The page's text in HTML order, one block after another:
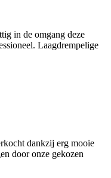
in de omgang deze
Laagdrempelige
dankzij erg mooie
door onze gekozen